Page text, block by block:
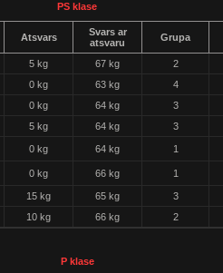
PS klase
Atsvars
Svars ar
atsvaru
Grupa
5 kg 67 kg 2
0 kg 63 kg 4
0 kg 64 kg 3
5 kg 64 kg 3
0 kg 64 kg 1
0 kg 66 kg 1
15 kg 65 kg 3
10 kg 66 kg 2
P klase